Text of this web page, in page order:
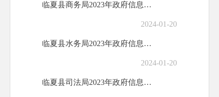
临夏县商务局2023年政府信息公开工作年...
2024-01-20
临夏县水务局2023年政府信息公开工作年...
2024-01-20
临夏县司法局2023年政府信息公开工作年...